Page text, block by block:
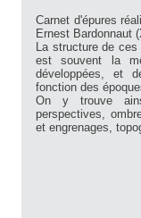
Carnet d'épures
Ernest Bardonnaut
La structure de
est souvent la
développées, et
fonction des
On y trouve
perspectives,
et engrenages,